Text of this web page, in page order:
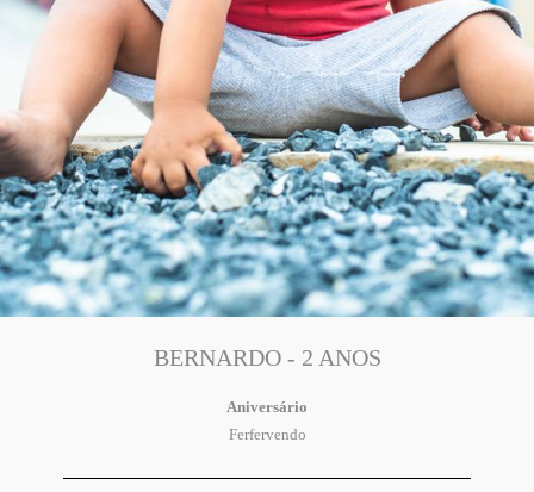
BERNARDO - 2 ANOS
Aniversário
Ferfervendo